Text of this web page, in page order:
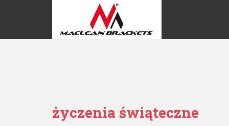
Warning: is_readable(): open_basedir restriction in effect. File(/
not within the allowed path(s): (/home/virtuals/94.23.94.244/tmp:/
/home/virtuals/94.23.94.244/userspace/blog.uchwytylcd.com.pl/
życzenia świąteczne